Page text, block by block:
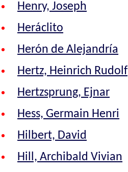
Henry, Joseph
Heráclito
Herón de Alejandría
Hertz, Heinrich Rudolf
Hertzsprung, Ejnar
Hess, Germain Henri
Hilbert, David
Hill, Archibald Vivian